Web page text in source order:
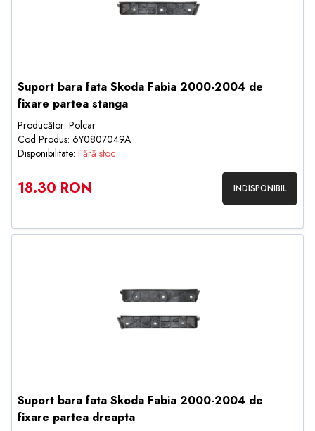
Suport bara fata Skoda Fabia 2000-2004 de
fixare partea stanga
Producător: Polcar
Cod Produs: 6Y0807049A
Disponibilitate: Fără stoc
18.30 RON INDISPONIBIL
Suport bara fata Skoda Fabia 2000-2004 de
fixare partea dreapta